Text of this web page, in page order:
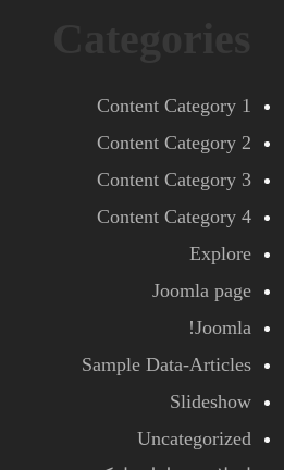
Content Category 1
Content Category 2
Content Category 3
Content Category 4
Explore
Joomla page
Joomla!
Sample Data-Articles
Slideshow
Uncategorized